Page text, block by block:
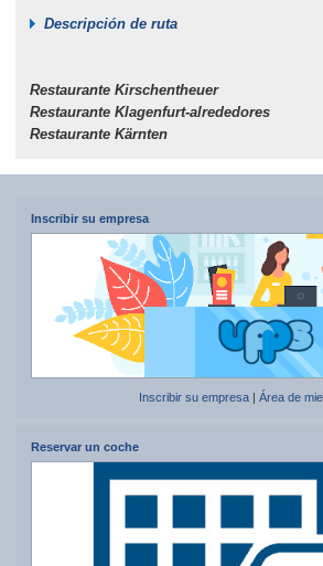
Descripción de ruta
Restaurante Kirschentheuer
Restaurante Klagenfurt-alrededores
Restaurante Kärnten
Inscribir su empresa
Inscribir su empresa| Área de
Reservar un coche